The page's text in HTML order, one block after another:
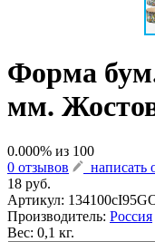
Форма
мм.
0.000% из 100
0 отзывов
написать
18 руб.
Артикул:
Производитель: Россия
Вес: 0,1 кг.